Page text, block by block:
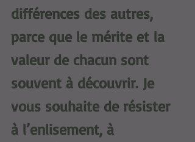
différences des autres,
parce que le mérite et la
valeur de chacun sont
souvent à découvrir. Je
vous souhaite de résister
à l’enlisement, à